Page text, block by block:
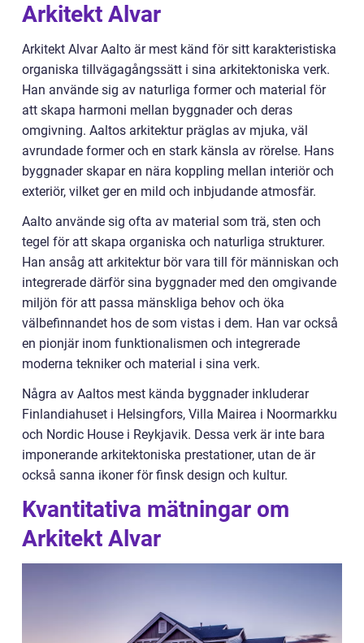
Arkitekt Alvar
Arkitekt Alvar Aalto är mest känd för sitt karakteristiska
organiska tillvägagångssätt i sina arkitektoniska verk.
Han använde sig av naturliga former och material för
att skapa harmoni mellan byggnader och deras
omgivning. Aaltos arkitektur präglas av mjuka, väl
avrundade former och en stark känsla av rörelse. Hans
byggnader skapar en nära koppling mellan interiör och
exteriör, vilket ger en mild och inbjudande atmosfär.
Aalto använde sig ofta av material som trä, sten och
tegel för att skapa organiska och naturliga strukturer.
Han ansåg att arkitektur bör vara till för människan och
integrerade därför sina byggnader med den omgivande
miljön för att passa mänskliga behov och öka
välbefinnandet hos de som vistas i dem. Han var också
en pionjär inom funktionalismen och integrerade
moderna tekniker och material i sina verk.
Några av Aaltos mest kända byggnader inkluderar
Finlandiahuset i Helsingfors, Villa Mairea i Noormarkku
och Nordic House i Reykjavik. Dessa verk är inte bara
imponerande arkitektoniska prestationer, utan de är
också sanna ikoner för finsk design och kultur.
Kvantitativa mätningar om
Arkitekt Alvar